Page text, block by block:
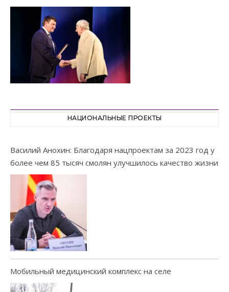
НАЦИОНАЛЬНЫЕ ПРОЕКТЫ
Василий Анохин: Благодаря нацпроектам за 2023 год у
более чем 85 тысяч смолян улучшилось качество жизни
Мобильный медицинский комплекс на селе